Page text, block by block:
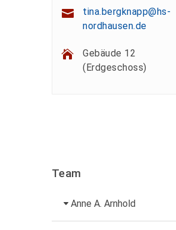
tina.bergknapp@hs-
nordhausen.de
Gebäude 12
(Erdgeschoss)
Team
Anne A. Arnhold